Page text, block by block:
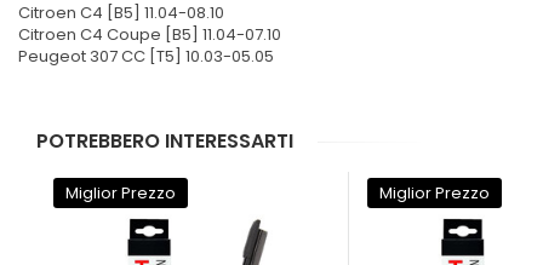
Citroen C4 [B5] 11.04-08.10
Citroen C4 Coupe [B5] 11.04-07.10
Peugeot 307 CC [T5] 10.03-05.05
POTREBBERO INTERESSARTI
Miglior Prezzo Miglior Prezzo